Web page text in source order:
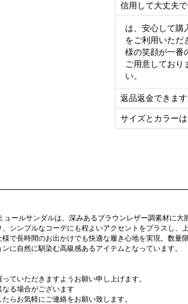
信用して大丈夫
は、安心して購
をご利用いただ
様の笑顔が一番
ご用意しており
い。
返品返金できます
サイズとカラー
ールサンダルは、深みあるブラウンレザー調素材に
シンプルなコーデにも程よいアクセントをプラスし、
で長時間のお出かけでも快適な履き心地を実現。数量
に自然に馴染む高級感あるアイテムとなっています。
ていただきますようお願い申し上げます。
る場合がございます
らお気軽にご連絡をお願い致します。